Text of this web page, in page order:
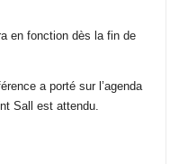
en fonction dès la fin de
a porté sur l’agenda
Sall est attendu.